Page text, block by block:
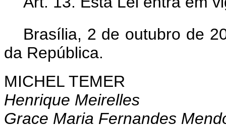
Brasília, 2 de outubro de
da República.
MICHEL TEMER
Henrique Meirelles
Grace Maria Fernandes